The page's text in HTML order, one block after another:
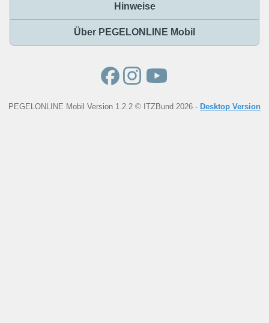
Hinweise
Über PEGELONLINE Mobil
PEGELONLINE Mobil Version 1.2.2 © ITZBund 2026 - Desktop Version